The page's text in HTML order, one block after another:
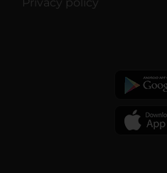
Privacy policy